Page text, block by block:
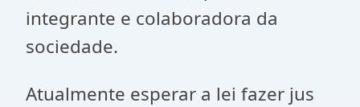
integrante e colaboradora da
sociedade.
Atualmente esperar a lei fazer jus